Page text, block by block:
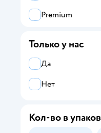
Premium
Только у нас
Да
Нет
Кол-во в